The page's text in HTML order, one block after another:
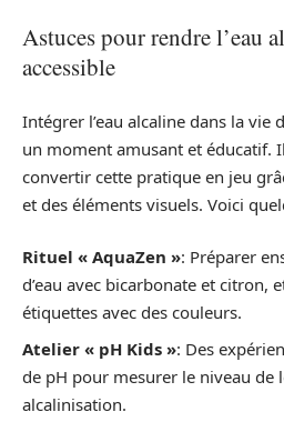
Astuces pour rendre l’eau
accessible
Intégrer l’eau alcaline dans la vie
un moment amusant et éducatif.
convertir cette pratique en jeu
et des éléments visuels. Voici
Rituel « AquaZen »: Préparer
d’eau avec bicarbonate et citron,
étiquettes avec des couleurs.
Atelier « pH Kids »: Des
de pH pour mesurer le niveau de
alcalinisation.